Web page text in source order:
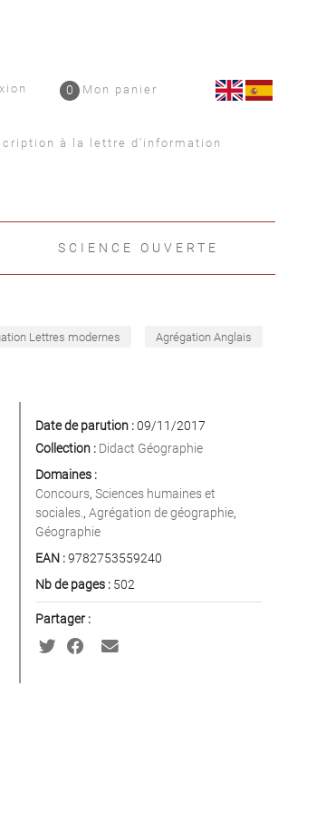
Mon panier
0
à la lettre d'information
SCIENCE OUVERTE
Lettres modernes Agrégation Anglais
Date de parution :09/11/2017
Collection : Didact Géographie
Domaines :
Concours, Sciences humaines et
sociales. , Agrégation de géographie,
Géographie
EAN :9782753559240
Nb de pages :502
Partager :